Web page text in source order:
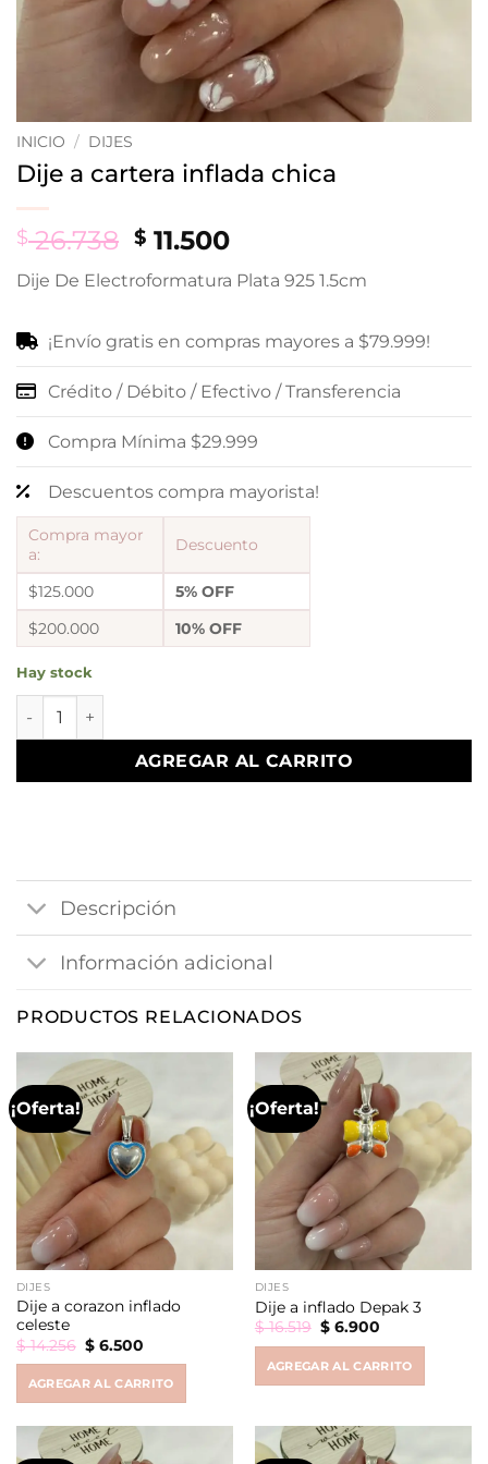
INICIO / DIJES
Dije a cartera inflada chica
$26.738 Original
was:
$ 11.500Current
is:
Dije De Electroformatura Plata 925 1.5cm
¡Envío gratis en compras mayores a $79.999!
Crédito / Débito / Efectivo / Transferencia
Compra Mínima $29.999
Descuentos compra mayorista!
Compra mayor
a:
Descuento
$125.000
5% OFF
$200.000
10% OFF
Hay stock
Dije a cartera inflada chica cantidad
AGREGAR AL CARRITO
Descripción
Información adicional
PRODUCTOS RELACIONADOS
¡Oferta!
DIJES
Dije a corazon inflado
celeste
$14.256 Original
price
$ 14.256.
$6.500Current
$ 6.500.
AGREGAR AL CARRITO
¡Oferta!
DIJES
Dije a inflado Depak 3
$16.519 Original
price
$ 16.519.
$6.900Current
$ 6.900.
AGREGAR AL CARRITO